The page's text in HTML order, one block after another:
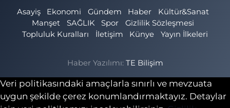
Asayiş Ekonomi Gündem Haber
Kültür&Sanat
Manşet
SAĞLIK Spor
Gizlilik Sözleşmesi
Topluluk Kuralları
İletişim Künye Yayın İlkeleri
Haber Yazılımı: TE Bilişim
Veri politikasındaki amaçlarla sınırlı ve mevzuata
uygun şekilde çerez konumlandırmaktayız. Detaylar